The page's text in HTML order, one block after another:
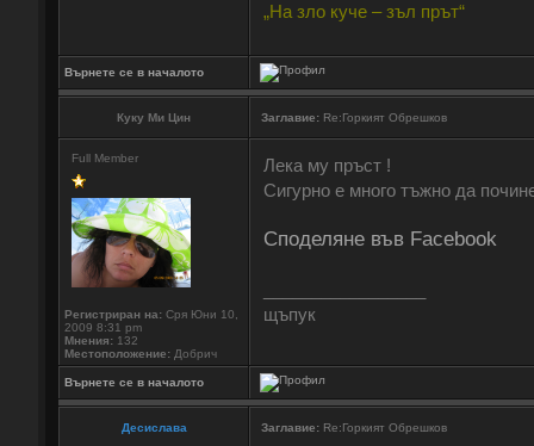
„На зло куче – зъл прът“
Върнете се в началото
Куку Ми Цин Заглавие: Re:Горкият Обрешков
Full Member
Регистриран на: Сря Юни 10,
2009 8:31 pm
Мнения: 132
Местоположение: Добрич
Лека му пръст !
Сигурно е много тъжно да
Споделяне във Facebook
щъпук
Върнете се в началото
Десислава Заглавие: Re:Горкият Обрешков